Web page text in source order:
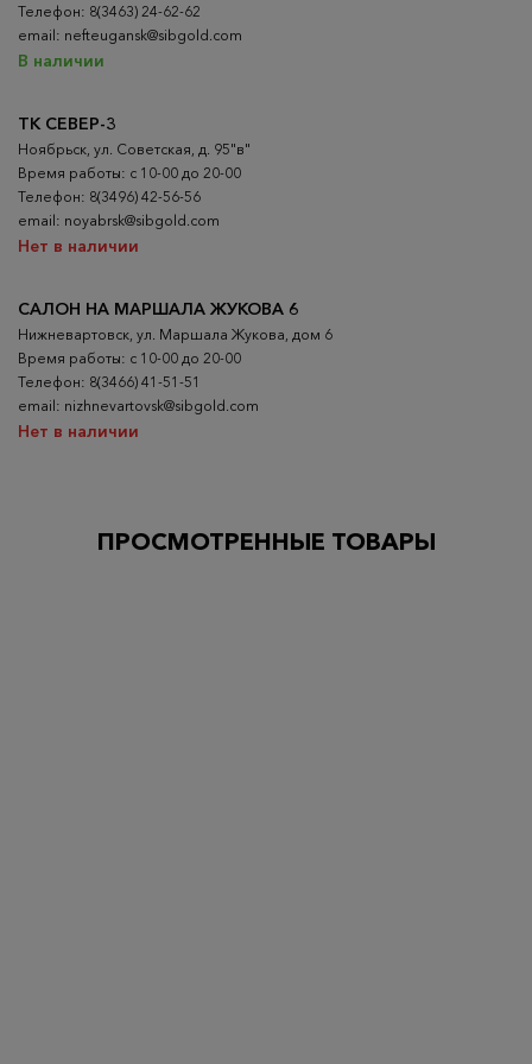
ТК СЕВЕР-3
Ноябрьск, ул. Советская, д. 95"в"
Время работы: с 10-00 до 20-00
Телефон: 8(3496) 42-56-56
email: noyabrsk@sibgold.com
Нет в наличии
Телефон: 8(3463) 24-62-62
email: nefteugansk@sibgold.com
В наличии
САЛОН НА МАРШАЛА ЖУКОВА 6
Нижневартовск, ул. Маршала Жукова, дом 6
Время работы: с 10-00 до 20-00
Телефон: 8(3466) 41-51-51
email: nizhnevartovsk@sibgold.com
Нет в наличии
ПРОСМОТРЕННЫЕ ТОВАРЫ